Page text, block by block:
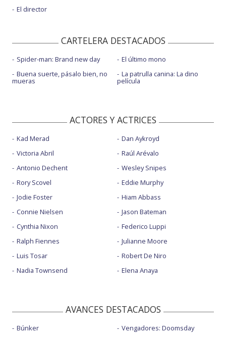
El director
CARTELERA DESTACADOS
Spider-man: Brand new day
Buena suerte, pásalo bien, no
mueras
El último mono
La patrulla canina: La dino
película
ACTORES Y ACTRICES
Kad Merad
Victoria Abril
Antonio Dechent
Rory Scovel
Jodie Foster
Connie Nielsen
Cynthia Nixon
Ralph Fiennes
Luis Tosar
Nadia Townsend
Dan Aykroyd
Raúl Arévalo
Wesley Snipes
Eddie Murphy
Hiam Abbass
Jason Bateman
Federico Luppi
Julianne Moore
Robert De Niro
Elena Anaya
AVANCES DESTACADOS
Búnker
Vengadores: Doomsday